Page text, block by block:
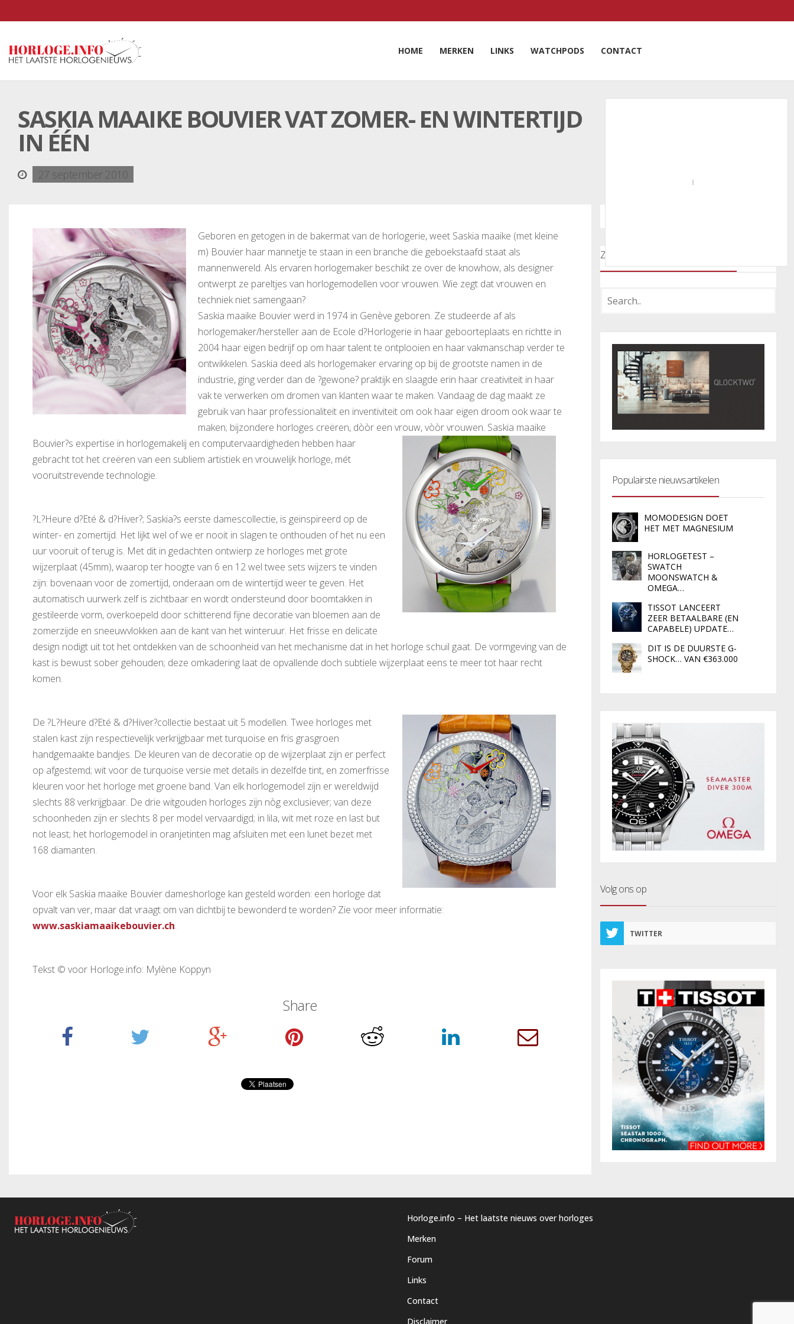
HOME MERKEN LINKS WATCHPODS CONTACT
SASKIA MAAIKE BOUVIER VAT ZOMER- EN WINTERTIJD
IN ÉÉN
27 september 2010
Geboren en getogen in de bakermat van de horlogerie, weet Saskia maaike (met kleine
m) Bouvier haar mannetje te staan in een branche die geboekstaafd staat als
mannenwereld. Als ervaren horlogemaker beschikt ze over de knowhow, als designer
ontwerpt ze pareltjes van horlogemodellen voor vrouwen. Wie zegt dat vrouwen en
techniek niet samengaan?
Saskia maaike Bouvier werd in 1974 in Genève geboren. Ze studeerde af als
horlogemaker/hersteller aan de Ecole d?Horlogerie in haar geboorteplaats en richtte in
2004 haar eigen bedrijf op om haar talent te ontplooien en haar vakmanschap verder te
ontwikkelen. Saskia deed als horlogemaker ervaring op bij de grootste namen in de
industrie, ging verder dan de ?gewone? praktijk en slaagde erin haar creativiteit in haar
vak te verwerken om dromen van klanten waar te maken. Vandaag de dag maakt ze
gebruik van haar professionaliteit en inventiviteit om ook haar eigen droom ook waar te
maken; bijzondere horloges creëren, dòòr een vrouw, vòòr vrouwen. Saskia maaike
Bouvier?s expertise in horlogemakelij en computervaardigheden hebben haar
gebracht tot het creëren van een subliem artistiek en vrouwelijk horloge, mét
vooruitstrevende technologie.
?L?Heure d?Eté & d?Hiver?; Saskia?s eerste damescollectie, is geïnspireerd op de
winter- en zomertijd. Het lijkt wel of we er nooit in slagen te onthouden of het nu een
uur vooruit of terug is. Met dit in gedachten ontwierp ze horloges met grote
wijzerplaat (45mm), waarop ter hoogte van 6 en 12 wel twee sets wijzers te vinden
zijn: bovenaan voor de zomertijd, onderaan om de wintertijd weer te geven. Het
automatisch uurwerk zelf is zichtbaar en wordt ondersteund door boomtakken in
gestileerde vorm, overkoepeld door schitterend fijne decoratie van bloemen aan de
zomerzijde en sneeuwvlokken aan de kant van het winteruur. Het frisse en delicate
design nodigt uit tot het ontdekken van de schoonheid van het mechanisme dat in het horloge schuil gaat. De vormgeving van de
kast is bewust sober gehouden; deze omkadering laat de opvallende doch subtiele wijzerplaat eens te meer tot haar recht
komen.
De ?L?Heure d?Eté & d?Hiver?collectie bestaat uit 5 modellen. Twee horloges met
stalen kast zijn respectievelijk verkrijgbaar met turquoise en fris grasgroen
handgemaakte bandjes. De kleuren van de decoratie op de wijzerplaat zijn er perfect
op afgestemd; wit voor de turquoise versie met details in dezelfde tint, en zomerfrisse
kleuren voor het horloge met groene band. Van elk horlogemodel zijn er wereldwijd
slechts 88 verkrijgbaar. De drie witgouden horloges zijn nòg exclusiever; van deze
schoonheden zijn er slechts 8 per model vervaardigd; in lila, wit met roze en last but
not least; het horlogemodel in oranjetinten mag afsluiten met een lunet bezet met
168 diamanten.
Voor elk Saskia maaike Bouvier dameshorloge kan gesteld worden: een horloge dat
opvalt van ver, maar dat vraagt om van dichtbij te bewonderd te worden? Zie voor meer informatie:
www.saskiamaaikebouvier.ch.
Tekst © voor Horloge.info: Mylène Koppyn
Share
Zoeken door onze nieuwsartikelen
Populairste nieuwsartikelen
MOMODESIGN DOET
HET MET MAGNESIUM
HORLOGETEST –
SWATCH
MOONSWATCH &
OMEGA…
TISSOT LANCEERT
ZEER BETAALBARE (EN
CAPABELE) UPDATE…
DIT IS DE DUURSTE G-
SHOCK… VAN €363.000
Volg ons op
TWITTER
Horloge.info – Het laatste nieuws over horloges
Merken
Forum
Links
Contact
Disclaimer